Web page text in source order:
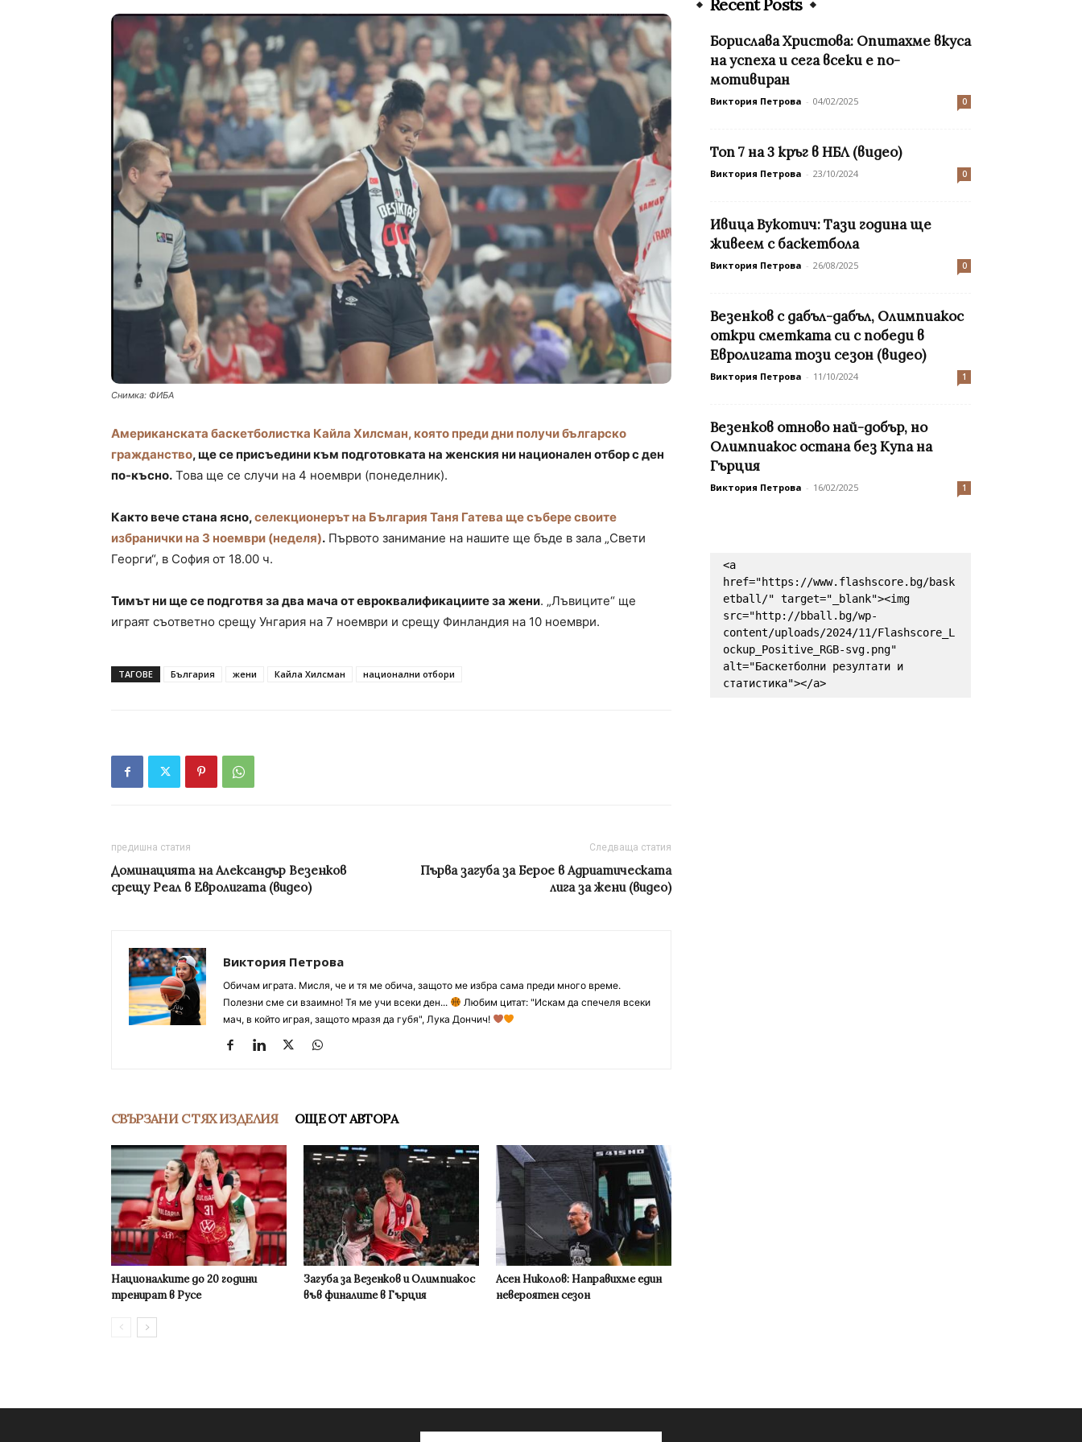
Снимка: ФИБА
Американската баскетболистка Кайла Хилсман, която преди дни получи българско
гражданство, ще се присъедини към подготовката на женския ни национален отбор с ден
по-късно. Това ще се случи на 4 ноември (понеделник).
Както вече стана ясно,селекционерът на България Таня Гатева ще събере своите
избранички на 3 ноември (неделя). Първото занимание на нашите ще бъде в зала „Свети
Георги“, в София от 18.00 ч.
Тимът ни ще се подготвя за два мача от евроквалификациите за жени. „Лъвиците“ ще
играят съответно срещу Унгария на 7 ноември и срещу Финландия на 10 ноември.
ТАГОВЕ България жени Кайла Хилсман национални отбори
предишна статия
Доминацията на Александър Везенков
срещу Реал в Евролигата (видео)
Следваща статия
Първа загуба за Берое в Адриатическата
лига за жени (видео)
Виктория Петрова
Обичам играта. Мисля, че и тя ме обича, защото ме избра сама преди много време.
Полезни сме си взаимно! Тя ме учи всеки ден...
Любим цитат: "Искам да спечеля всеки
мач, в който играя, защото мразя да губя", Лука Дончич!
СВЪРЗАНИ С ТЯХ ИЗДЕЛИЯ ОЩЕ ОТ АВТОРА
Националките до 20 години
тренират в Русе
Загуба за Везенков и Олимпиакос
във финалите в Гърция
Асен Николов: Направихме един
невероятен сезон
Recent Posts
Борислава Христова: Опитахме вкуса
на успеха и сега всеки е по-
мотивиран
Виктория Петрова - 04/02/2025 0
Топ 7 на 3 кръг в НБЛ (видео)
Виктория Петрова - 23/10/2024 0
Ивица Вукотич: Тази година ще
живеем с баскетбола
Виктория Петрова - 26/08/2025 0
Везенков с дабъл-дабъл, Олимпиакос
откри сметката си с победи в
Евролигата този сезон (видео)
Виктория Петрова - 11/10/2024 1
Везенков отново най-добър, но
Олимпиакос остана без Купа на
Гърция
Виктория Петрова - 16/02/2025 1
<a
href="https://www.flashscore.bg/bask
etball/" target="_blank"><img
src="http://bball.bg/wp-
content/uploads/2024/11/Flashscore_L
ockup_Positive_RGB-svg.png"
alt="Баскетболни резултати и
статистика"></a>